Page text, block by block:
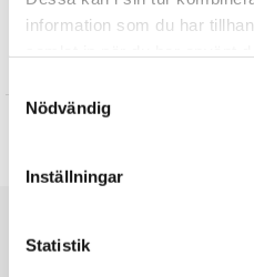
information som du har
Nödvändig
Inställningar
Statistik
Silverhalsband med